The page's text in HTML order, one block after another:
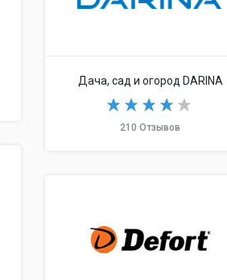
Дача, сад и огород DARINA
210 Отзывов